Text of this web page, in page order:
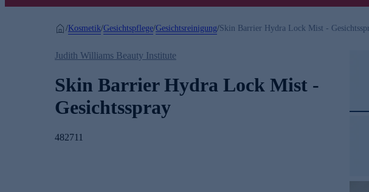
/Kosmetik/Gesichtspflege/Gesichtsreinigung/Skin Barrier Hydra Lock Mist -
Judith Williams Beauty Institute
Skin Barrier Hydra Lock Mist -
Gesichtsspray
482711